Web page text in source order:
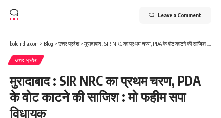
Leave a Comment
boleindia.com > Blog > उत्तर प्रदेश> मुरादाबाद : SIR NRC का प्रथम चरण, PDA के वोट काटने की साजिश : मो फहीम सपा विधायक
उत्तर प्रदेश
मुरादाबाद : SIR NRC का प्रथम चरण, PDA
के वोट काटने की साजिश : मो फहीम सपा
विधायक